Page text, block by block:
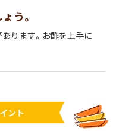
う。
ります。お酢を上手に
ント